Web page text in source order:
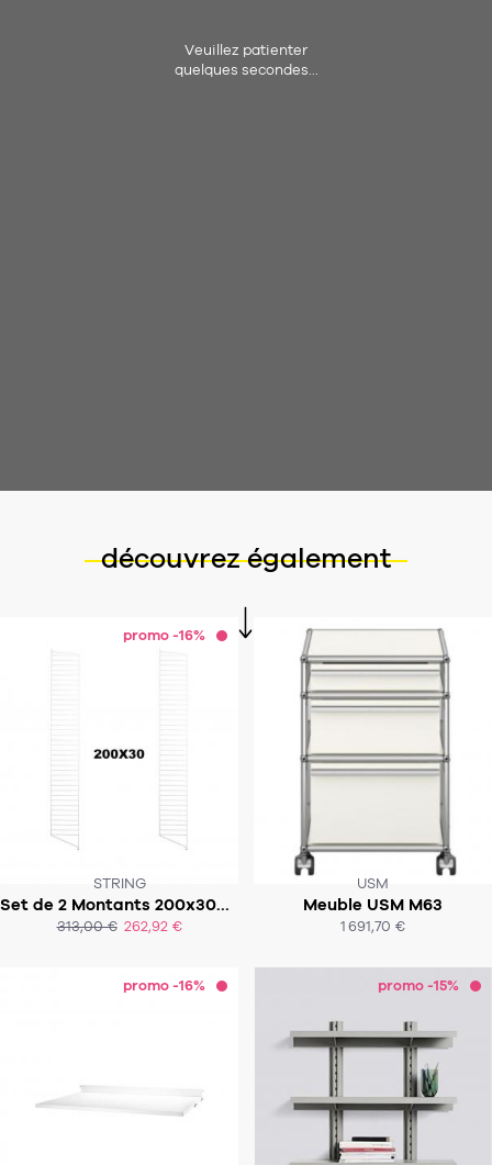
Veuillez patienter
quelques secondes...
découvrez également
promo -16%
STRING
Set de 2 Montants 200x30cm - Système String
313,00 € 262,92 €
ACHAT EXPRESS
USM
Meuble USM M63
1 691,70 €
SOUS 2-3 SEMAINES
ACHAT EXPRESS
promo -16% promo -15%